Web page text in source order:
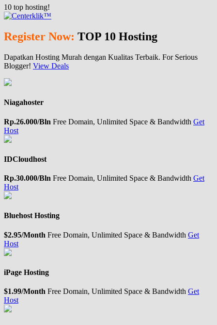
10 top hosting!
Register Now: TOP 10 Hosting
Dapatkan Hosting Murah dengan Kualitas Terbaik. For Serious
Blogger! View Deals
Niagahoster
Rp.26.000/Bln Free Domain, Unlimited Space & Bandwidth Get
Host
IDCloudhost
Rp.30.000/Bln Free Domain, Unlimited Space & Bandwidth Get
Host
Bluehost Hosting
$2.95/Month Free Domain, Unlimited Space & Bandwidth Get
Host
iPage Hosting
$1.99/Month Free Domain, Unlimited Space & Bandwidth Get
Host